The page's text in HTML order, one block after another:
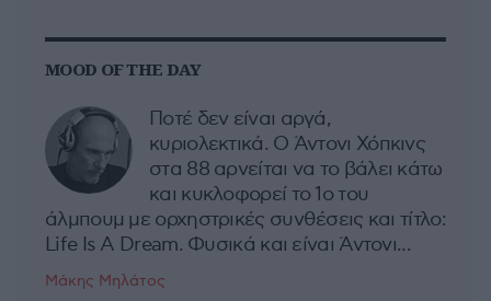
MOOD OF THE DAY
Ποτέ δεν είναι αργά,
κυριολεκτικά. Ο Άντονι Χόπκινς
στα 88 αρνείται να το βάλει κάτω
και κυκλοφορεί το 1ο του
άλμπουμ με ορχηστρικές συνθέσεις και τίτλο:
Life Is A Dream. Φυσικά και είναι Άντονι...
Μάκης Μηλάτος